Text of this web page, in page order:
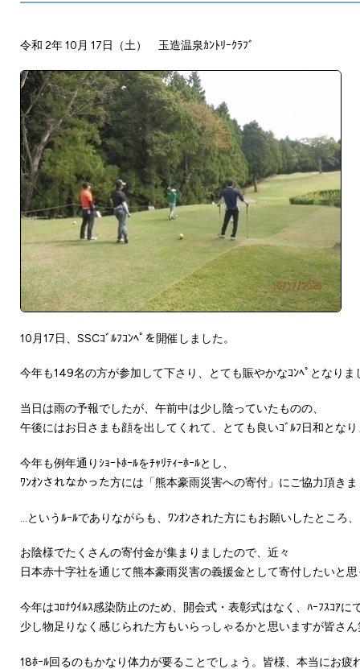
令和 2年 10月 17日（土） 玉造温泉ｶﾝﾄﾘｰｸﾗﾌﾞ
10月17日、SSCｺﾞﾙﾌｺﾝﾍﾟを開催しました。
今年も149名の方が参加して下さり、とても賑やかなｺﾝﾍﾟとなりま
当日は雨の予報でしたが、午前中は少し陰っていたものの、
午後にはお日さまも顔を出してくれて、とても良いｺﾞﾙﾌ日和とな
今年も例年通りｼｮｰﾄﾎｰﾙをﾁｬﾘﾃｨｰﾎｰﾙとし、
ﾜﾝｵﾝされなかった方には「熊本豪雨災害への寄付」にご協力頂き
…というﾙｰﾙでありながらも、ﾜﾝｵﾝされた方にもお願いしたところ
お陰様でたくさんの寄付金が集まりましたので、近々
日本赤十字社を通じて熊本豪雨災害の義援金として寄付したいと
今年はｺﾛﾅｳｲﾙｽ感染防止のため、開会式・表彰式はなく、ﾊｰﾌｽｺｱに
少し物足りなく感じられた方もいらっしゃるかと思いますが皆さ
18ﾎｰﾙ回るのもかなり体力が要ることでしょう。皆様、本当にお疲